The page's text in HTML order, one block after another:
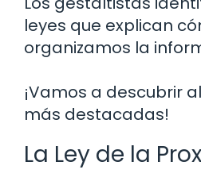
leyes que explican
organizamos la
¡Vamos a descubrir
más destacadas!
La Ley de la